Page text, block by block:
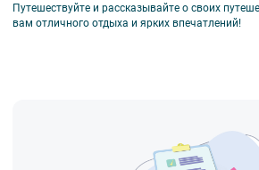
Путешествуйте и рассказывайте о своих
вам отличного отдыха и ярких впечатлений!